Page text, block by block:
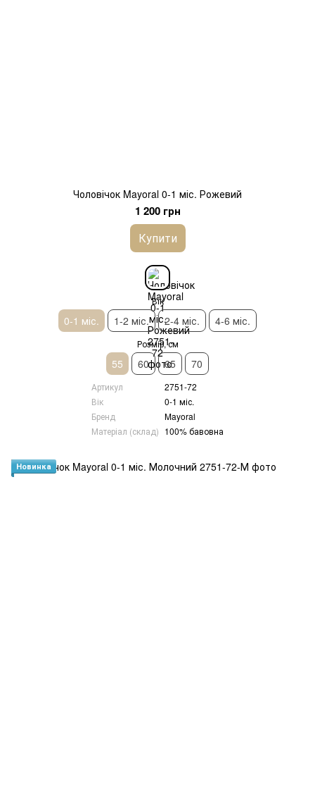
Чоловічок Mayoral 0-1 міс. Рожевий
1 200 грн
Купити
Вік
0-1 міс. 1-2 міс. 2-4 міс. 4-6 міс.
Розмір, см
55 60 65 70
Артикул
2751-72
Вік
0-1 міс.
Бренд
Mayoral
Матеріал (склад) 100% бавовна
Новинка